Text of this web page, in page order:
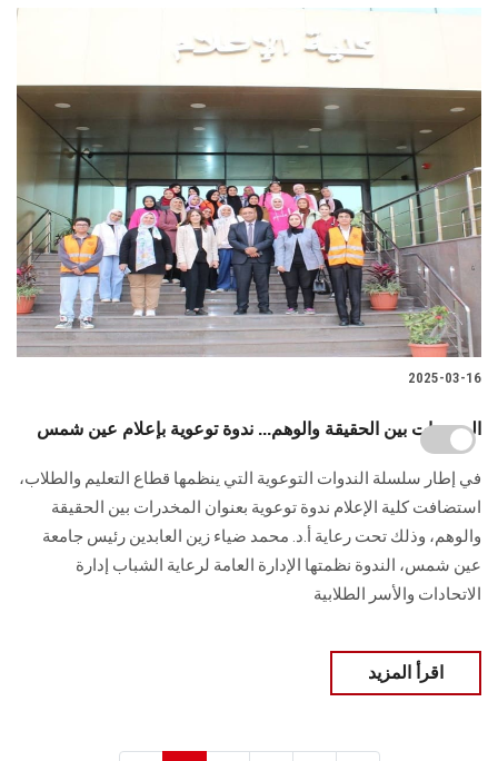
2025-03-16
المخدرات بين الحقيقة والوهم... ندوة توعوية بإعلام عين شمس
في إطار سلسلة الندوات التوعوية التي ينظمها قطاع التعليم والطلاب،
استضافت كلية الإعلام ندوة توعوية بعنوان المخدرات بين الحقيقة
والوهم، وذلك تحت رعاية أ.د. محمد ضياء زين العابدين رئيس جامعة
عين شمس، الندوة نظمتها الإدارة العامة لرعاية الشباب إدارة
الاتحادات والأسر الطلابية
اقرأ المزيد